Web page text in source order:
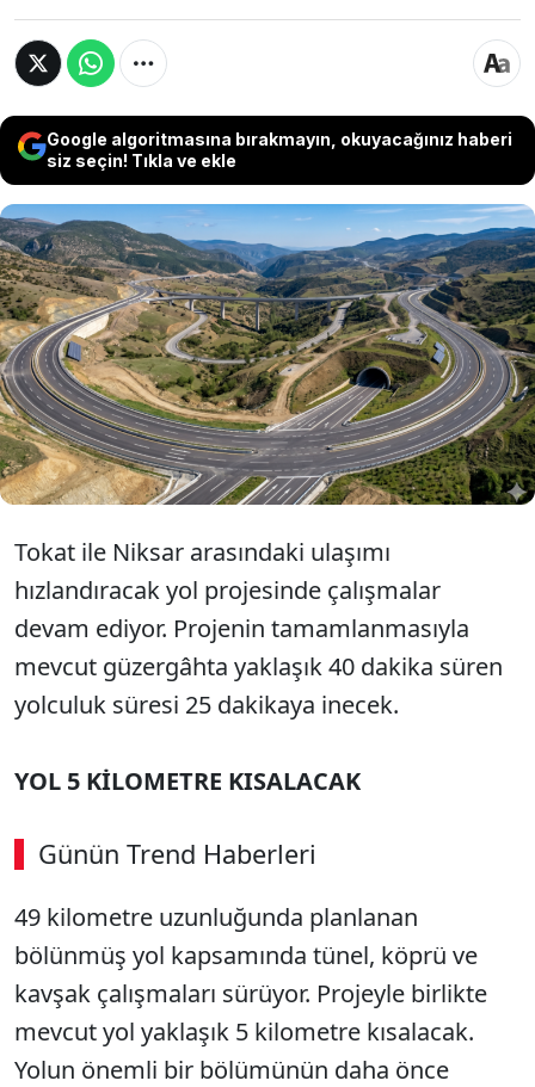
Google algoritmasına bırakmayın, okuyacağınız haberi
siz seçin! Tıkla ve ekle
Tokat ile Niksar arasında yapılan projeyle
birlikte mevcut ulaşım hattında seyahat
süresi yaklaşık 40 dakikadan 25 dakikaya
düşecek. Güzergâhın daha kısa ve hızlı hale
gelmesi hedefleniyor
Tokat ile Niksar arasındaki ulaşımı
hızlandıracak yol projesinde çalışmalar
devam ediyor. Projenin tamamlanmasıyla
mevcut güzergâhta yaklaşık 40 dakika süren
yolculuk süresi 25 dakikaya inecek.
YOL 5 KİLOMETRE KISALACAK
Günün Trend Haberleri
49 kilometre uzunluğunda planlanan
bölünmüş yol kapsamında tünel, köprü ve
kavşak çalışmaları sürüyor. Projeyle birlikte
mevcut yol yaklaşık 5 kilometre kısalacak.
Yolun önemli bir bölümünün daha önce